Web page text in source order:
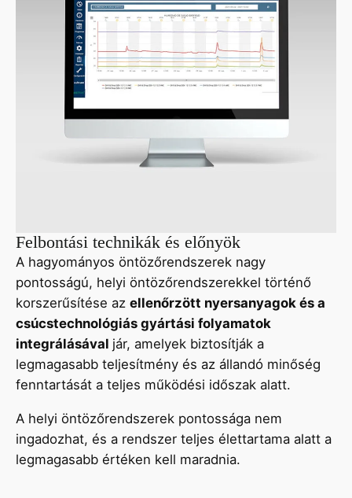
Felbontási technikák és előnyök
A hagyományos öntözőrendszerek nagy
pontosságú, helyi öntözőrendszerekkel történő
korszerűsítése az ellenőrzött nyersanyagok és a
csúcstechnológiás gyártási folyamatok
integrálásával jár, amelyek biztosítják a
legmagasabb teljesítmény és az állandó minőség
fenntartását a teljes működési időszak alatt.
A helyi öntözőrendszerek pontossága nem
ingadozhat, és a rendszer teljes élettartama alatt a
legmagasabb értéken kell maradnia.